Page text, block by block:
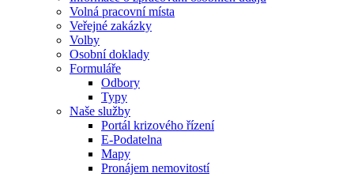
Volná pracovní místa
Veřejné zakázky
Volby
Osobní doklady
Formuláře
Odbory
Typy
Naše služby
Portál krizového řízení
E-Podatelna
Mapy
Pronájem nemovitostí